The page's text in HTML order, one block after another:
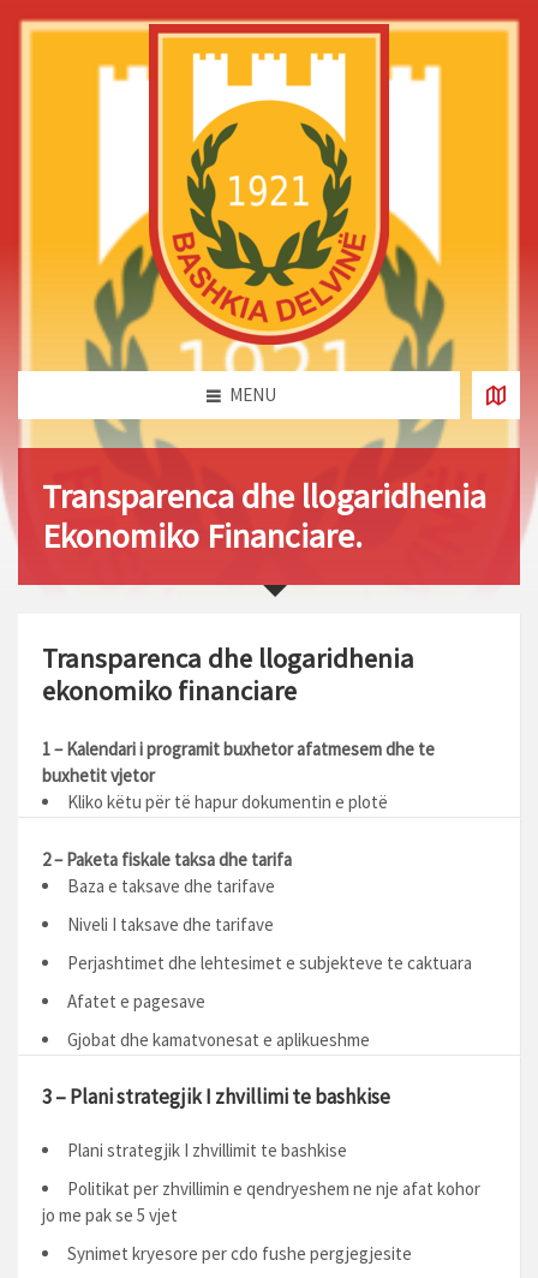
MENU
Transparenca dhe llogaridhenia
Ekonomiko Financiare.
Transparenca dhe llogaridhenia
ekonomiko financiare
1 –Kalendari i programit buxhetor afatmesem dhe te
buxhetit vjetor
Kliko këtu për të hapur dokumentin e plotë
2 – Paketa fiskale taksa dhe tarifa
Baza e taksave dhe tarifave
Niveli I taksave dhe tarifave
Perjashtimet dhe lehtesimet e subjekteve te caktuara
Afatet e pagesave
Gjobat dhe kamatvonesat e aplikueshme
3 – Plani strategjik I zhvillimi te bashkise
Plani strategjik I zhvillimit te bashkise
Politikat per zhvillimin e qendryeshem ne nje afat kohor
jo me pak se 5 vjet
Synimet kryesore per cdo fushe pergjegjesite